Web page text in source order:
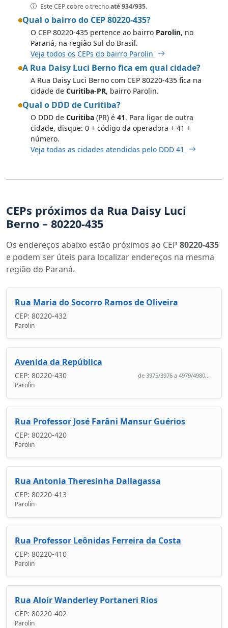
Este CEP cobre o trechoaté 934/935.
Qual o bairro do CEP 80220-435?
O CEP 80220-435 pertence ao bairro Parolin, no
Paraná, na região Sul do Brasil.
Veja todos os CEPs do bairro Parolin
A Rua Daisy Luci Berno fica em qual cidade?
A Rua Daisy Luci Berno com CEP 80220-435 fica na
cidade de Curitiba-PR, bairro Parolin.
Qual o DDD de Curitiba?
O DDD de Curitiba (PR) é 41. Para ligar de outra
cidade, disque: 0 + código da operadora + 41 +
número.
Veja todas as cidades atendidas pelo DDD 41
CEPs próximos da Rua Daisy Luci
Berno – 80220-435
Os endereços abaixo estão próximos ao CEP 80220-435
e podem ser úteis para localizar endereços na mesma
região do Paraná.
Rua Maria do Socorro Ramos de Oliveira
CEP: 80220-432
Parolin
Avenida da República
CEP: 80220-430 de 3975/3976 a 4979/4980...
Parolin
Rua Professor José Farâni Mansur Guérios
CEP: 80220-420
Parolin
Rua Antonia Theresinha Dallagassa
CEP: 80220-413
Parolin
Rua Professor Leônidas Ferreira da Costa
CEP: 80220-410
Parolin
Rua Aloir Wanderley Portaneri Rios
CEP: 80220-402
Parolin